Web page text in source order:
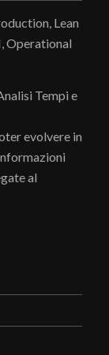
Lean
Operational
Tempi e
evolvere in
al